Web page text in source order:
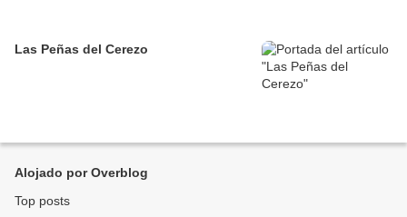
Las Peñas del Cerezo
Alojado por Overblog
Top posts